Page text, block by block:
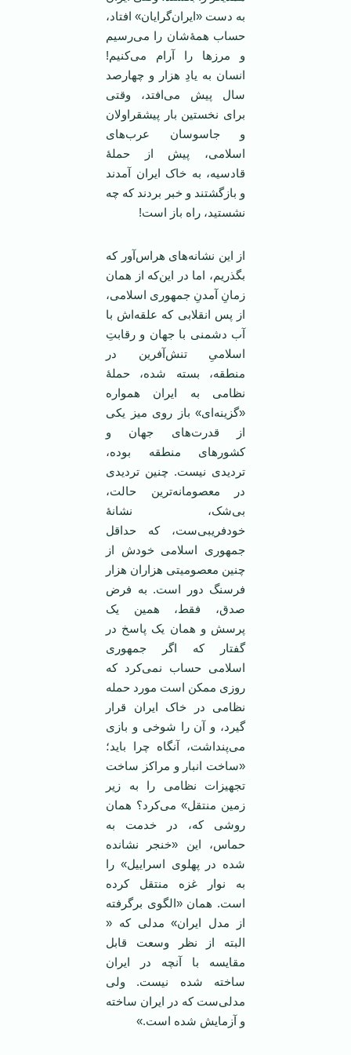
به دست «ایران‌گرایان» افتاد،
حساب همۀ‌شان را می‌رسیم
و مرزها را آرام می‌کنیم!
انسان به یادِ هزار و چهارصد
سال پیش می‌افتد، وقتی
برای نخستین بار پیشقراولان
و جاسوسان عرب‌های
اسلامی، پیش از حملۀ
قادسیه، به خاک ایران آمدند
و بازگشتند و خبر بردند که چه
نشستید، راه باز است!
از این نشانه‌های هراس‌آور که
بگذریم، اما در این‌که از همان
زمانِ آمدنِ جمهوری اسلامی،
از پس انقلابی که علقه‌اش با
آب دشمنی با جهان و رقابتِ
اسلامیِ تنش‌آفرین در
منطقه، بسته شده، حملۀ
نظامی به ایران همواره
«گزینه‌ای» باز روی میز یکی
از قدرت‌های جهان و
کشورهای منطقه بوده،
تردیدی نیست. چنین تردیدی
در معصومانه‌ترین حالت،
بی‌شک، نشانۀ
خودفریبی‌ست، که حداقل
جمهوری اسلامی خودش از
چنین معصومیتی هزاران هزار
فرسنگ دور است. به فرض
صدق، فقط، همین یک
پرسش و همان یک پاسخ در
گفتار که اگر جمهوری
اسلامی حساب نمی‌کرد که
روزی ممکن است مورد حمله
نظامی در خاک ایران قرار
گیرد، و آن را شوخی و بازی
می‌پنداشت، آنگاه چرا باید؛
«ساخت انبار و مراکز ساخت
تجهیزات نظامی را به زیر
زمین منتقل» می‌کرد؟ همان
روشی که، در خدمت به
حماس، این «خنجر نشانده
شده در پهلوی اسراییل» را
به نوار غزه منتقل کرده
است. همان «الگوی برگرفته
از مدل ایران» مدلی که «
البته از نظر وسعت قابل
مقایسه با آنچه در ایران
ساخته شده نیست. ولی
مدلی‌ست که در ایران ساخته
و آزمایش شده است.»